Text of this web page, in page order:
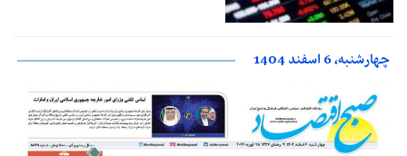
چهارشنبه، 6 اسفند 1404